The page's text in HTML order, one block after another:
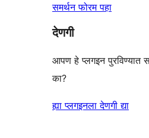
समर्थन फोरम पहा
देणगी
आपण हे प्लगइन पुरविण्यात
का?
ह्या प्लगइनला देणगी द्या